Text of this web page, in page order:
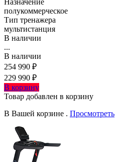
Назначение
полукоммерческое
Тип тренажера
мультистанция
В наличии
...
В наличии
254 990 ₽
229 990 ₽
В корзину
Товар добавлен в корзину
В Вашей корзине . Просмотреть